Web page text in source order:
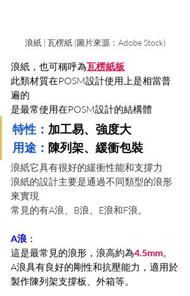
浪紙 | 瓦楞紙 (圖片來源：Adobe Stock)
浪紙，也可稱呼為瓦楞紙板
此類材質在POSM設計使用上是相當普
遍的
是最常使用在POSM設計的結構體
特性： 加工易、強度大
用途： 陳列架、緩衝包裝
浪紙它具有很好的緩衝性能和支撐力
浪紙的設計主要是通過不同類型的浪形
來實現
常見的有A浪、B浪、E浪和F浪。
A浪 ：
這是最常見的浪形，浪高約為4.5mm。
A浪具有良好的剛性和抗壓能力，適用於
製作陳列架支撐板、外箱等。